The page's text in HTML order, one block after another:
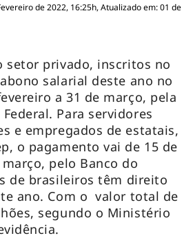
de 2022, 16:25h, Atualizado em: 01 de
setor privado, inscritos no
salarial deste ano no
a 31 de março, pela
Para servidores
e empregados de estatais,
o pagamento vai de 15 de
pelo Banco do
de brasileiros têm direito
ano. Com o valor total de
segundo o Ministério